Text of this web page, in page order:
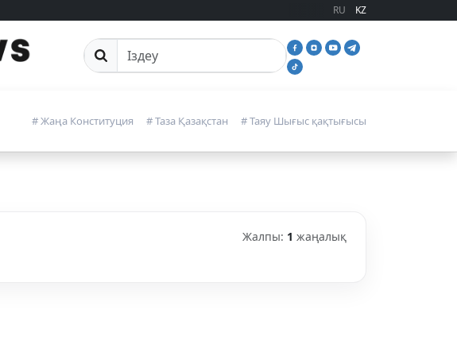
RU KZ
Сайттан іздеу
# Жаңа Конституция # Таза Қазақстан # Таяу Шығыс қақтығысы
Жалпы: 1 жаңалық